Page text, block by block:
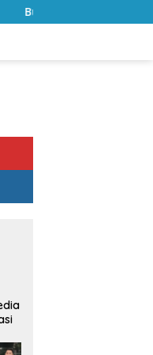
Lampung Selatan